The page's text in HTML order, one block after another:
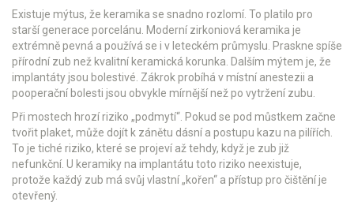
Existuje mýtus, že keramika se snadno rozlomí. To platilo pro
starší generace porcelánu. Moderní zirkoniová keramika je
extrémně pevná a používá se i v leteckém průmyslu. Praskne spíše
přírodní zub než kvalitní keramická korunka. Dalším mýtem je, že
implantáty jsou bolestivé. Zákrok probíhá v místní anestezii a
pooperační bolesti jsou obvykle mírnější než po vytržení zubu.
Při mostech hrozí riziko „podmytí“. Pokud se pod můstkem začne
tvořit plaket, může dojít k zánětu dásní a postupu kazu na pilířích.
To je tiché riziko, které se projeví až tehdy, když je zub již
nefunkční. U keramiky na implantátu toto riziko neexistuje,
protože každý zub má svůj vlastní „kořen“ a přístup pro čištění je
otevřený.